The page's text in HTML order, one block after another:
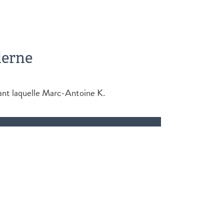
laquelle Marc-Antoine K.